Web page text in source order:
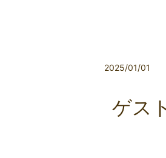
2025/01/01
ゲス